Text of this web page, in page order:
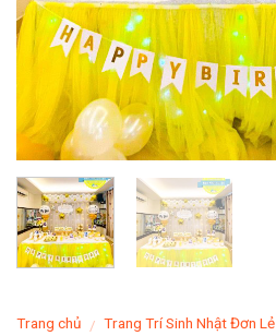
Trang chủ / Trang Trí Sinh Nhật Đơn Lẻ